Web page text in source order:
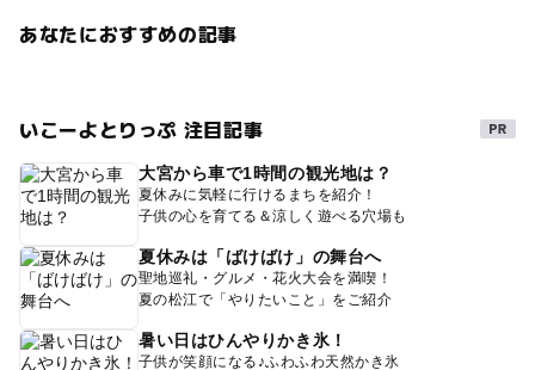
あなたにおすすめの記事
いこーよとりっぷ 注目記事
大宮から車で1時間の観光地は？
夏休みに気軽に行けるまちを紹介！
子供の心を育てる＆涼しく遊べる穴場も
夏休みは「ばけばけ」の舞台へ
聖地巡礼・グルメ・花火大会を満喫！
夏の松江で「やりたいこと」をご紹介
暑い日はひんやりかき氷！
子供が笑顔になる♪ふわふわ天然かき氷